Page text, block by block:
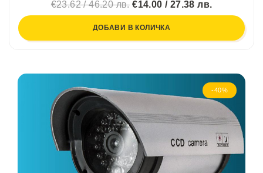
€23.62 / 46.20 лв.€14.00 / 27.38 лв.
ДОБАВИ В КОЛИЧКА
-40%